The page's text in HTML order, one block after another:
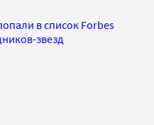
в список Forbes
звезд